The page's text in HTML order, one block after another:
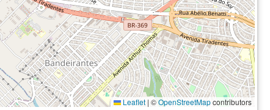
Leaflet | ©OpenStreetMapcontributors